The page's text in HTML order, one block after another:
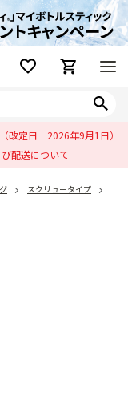
改定日 2026年9月1日）
配送について
スクリュータイプ